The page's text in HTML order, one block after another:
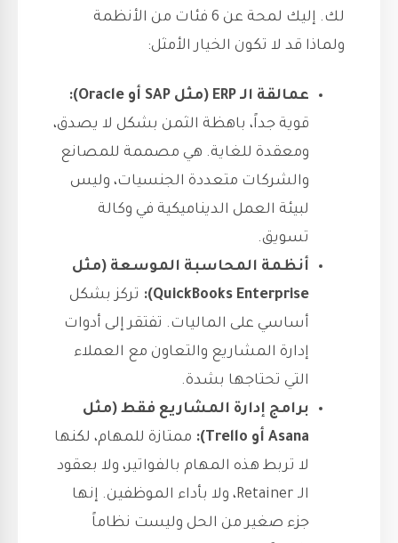
لك. إليك لمحة عن 6 فئات من الأنظمة
ولماذا قد لا تكون الخيار الأمثل:
عمالقة الـ ERP (مثل SAP أو Oracle):
قوية جداً، باهظة الثمن بشكل لا يصدق،
ومعقدة للغاية. هي مصممة للمصانع
والشركات متعددة الجنسيات، وليس
لبيئة العمل الديناميكية في وكالة
تسويق.
أنظمة المحاسبة الموسعة (مثل
QuickBooks Enterprise):
تركز بشكل
أساسي على الماليات. تفتقر إلى أدوات
إدارة المشاريع والتعاون مع العملاء
التي تحتاجها بشدة.
برامج إدارة المشاريع فقط (مثل
Asana أو Trello):
ممتازة للمهام، لكنها
لا تربط هذه المهام بالفواتير، ولا بعقود
الـ Retainer، ولا بأداء الموظفين. إنها
جزء صغير من الحل وليست نظاماً